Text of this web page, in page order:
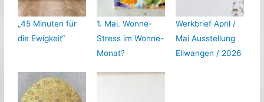
„45 Minuten für
die Ewigkeit“
1. Mai. Wonne-
Stress im Wonne-
Monat?
Werkbrief April /
Mai Ausstellung
Ellwangen / 2026